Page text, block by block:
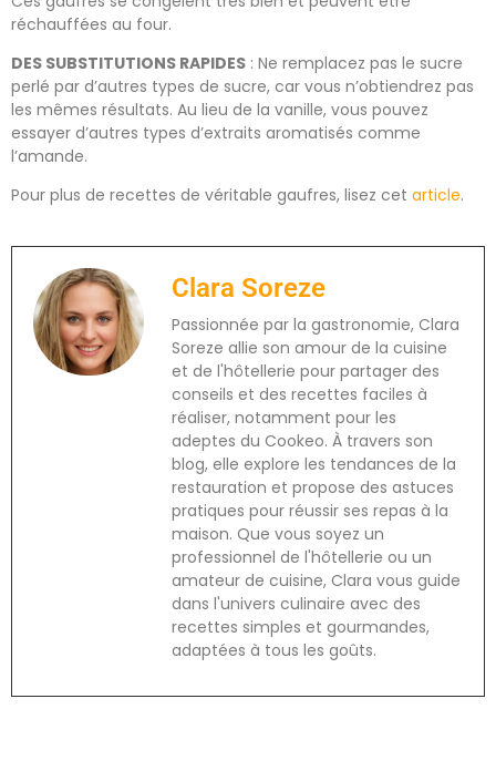
réchauffées au four.
DES SUBSTITUTIONS RAPIDES : Ne remplacez pas le sucre
perlé par d’autres types de sucre, car vous n’obtiendrez pas
les mêmes résultats. Au lieu de la vanille, vous pouvez
essayer d’autres types d’extraits aromatisés comme
l’amande.
Pour plus de recettes de véritable gaufres, lisez cet article.
Clara Soreze
Passionnée par la gastronomie, Clara
Soreze allie son amour de la cuisine
et de l'hôtellerie pour partager des
conseils et des recettes faciles à
réaliser, notamment pour les
adeptes du Cookeo. À travers son
blog, elle explore les tendances de la
restauration et propose des astuces
pratiques pour réussir ses repas à la
maison. Que vous soyez un
professionnel de l'hôtellerie ou un
amateur de cuisine, Clara vous guide
dans l'univers culinaire avec des
recettes simples et gourmandes,
adaptées à tous les goûts.